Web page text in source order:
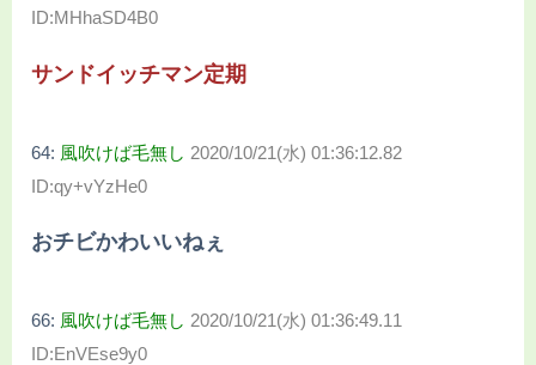
ID:MHhaSD4B0
サンドイッチマン定期
64: 風吹けば毛無し 2020/10/21(水) 01:36:12.82
ID:qy+vYzHe0
おチビかわいいねぇ
66: 風吹けば毛無し 2020/10/21(水) 01:36:49.11
ID:EnVEse9y0